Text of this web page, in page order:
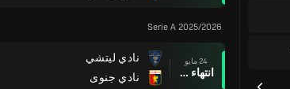
Serie A 2025/2026
24 مايو
انتهاء وقت المباراة
نادي ليتشي
نادي جنوى